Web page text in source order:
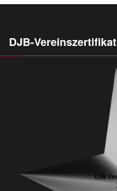
DJB-Vereinszertifikat